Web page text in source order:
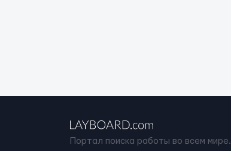
Портал поиска работы во всем мире.